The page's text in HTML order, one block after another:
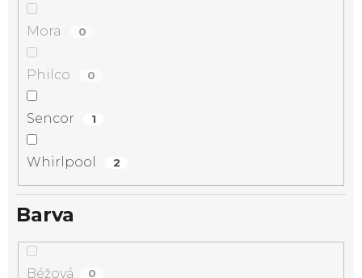
Mora 0
Philco 0
Sencor 1
Whirlpool 2
Barva
Béžová 0